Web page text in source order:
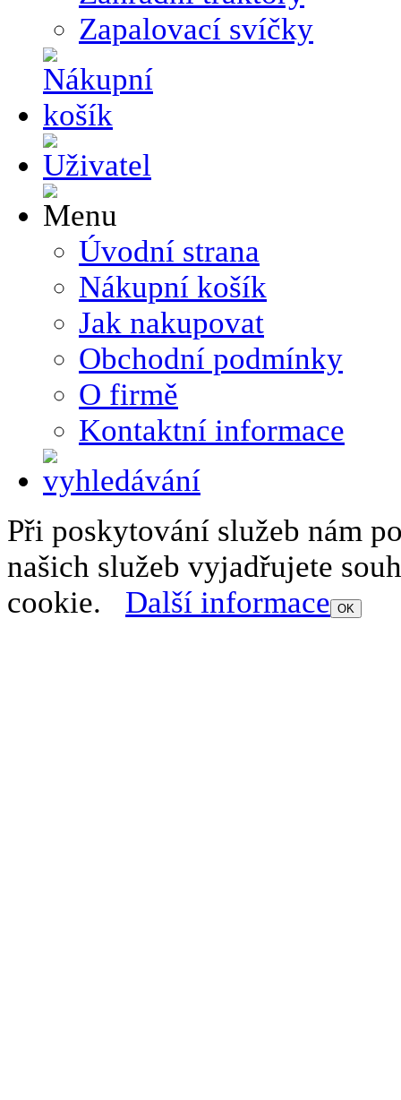
Zapalovací svíčky
Úvodní strana
Nákupní košík
Jak nakupovat
Obchodní podmínky
O firmě
Kontaktní informace
Při poskytování služeb nám
našich služeb vyjadřujete
cookie. Další informace